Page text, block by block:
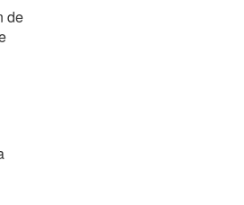
de